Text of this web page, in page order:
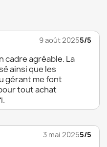
9 août 20255/5
cadre agréable. La
ainsi que les
gérant me font
tout achat
3 mai 20255/5